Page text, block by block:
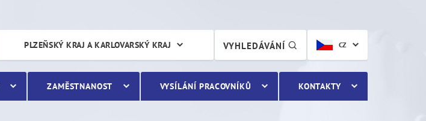
CZ
VYHLEDÁVÁNÍ
PLZEŇSKÝ KRAJ A KARLOVARSKÝ KRAJ
ZAMĚSTNANOST VYSÍLÁNÍ PRACOVNÍKŮ KONTAKTY